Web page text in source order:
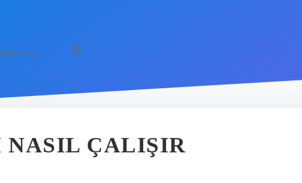
NASIL ÇALIŞIR